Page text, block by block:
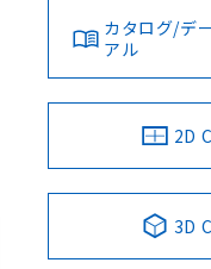
カタログ/デ
アル
2D
3D